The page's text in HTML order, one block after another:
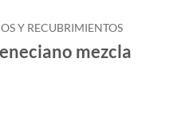
Y RECUBRIMIENTOS
mezcla